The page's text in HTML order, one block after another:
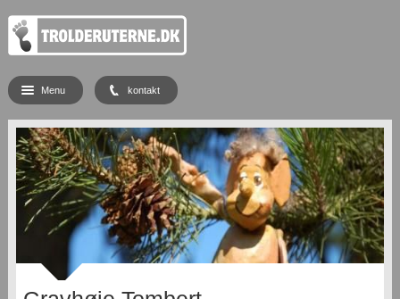
Menu kontakt